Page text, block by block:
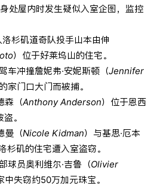
处屋内时发生疑似入室企图，监控
杉矶道奇队投手山本由伸
）位于好莱坞山的住宅。
车冲撞詹妮弗·安妮斯顿（Jennifer
家门口大门而被捕。
森（Anthony Anderson）位于恩西
。
曼（Nicole Kidman）与基思·厄本
杉矶的住宅遭入室盗窃。
球员奥利维尔·吉鲁（Olivier
失窃约50万加元珠宝。